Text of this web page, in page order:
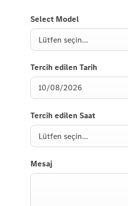
Select Model
Lütfen seçin...
Tercih edilen Tarih
Tercih edilen Saat
Lütfen seçin...
Mesaj